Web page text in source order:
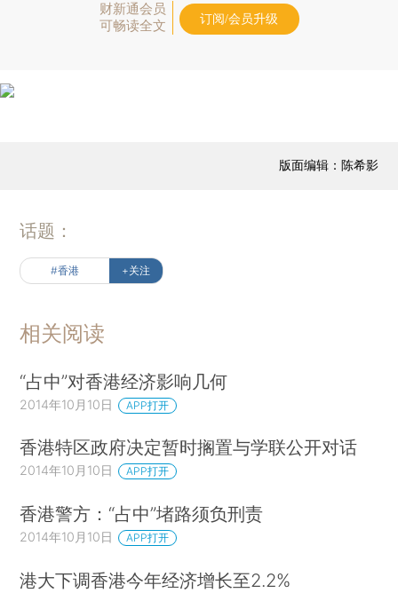
财新通会员
可畅读全文
订阅/会员升级
版面编辑：陈希影
话题：
#香港 +关注
相关阅读
“占中”对香港经济影响几何
2014年10月10日 APP打开
香港特区政府决定暂时搁置与学联公开对话
2014年10月10日 APP打开
香港警方：“占中”堵路须负刑责
2014年10月10日 APP打开
港大下调香港今年经济增长至2.2%